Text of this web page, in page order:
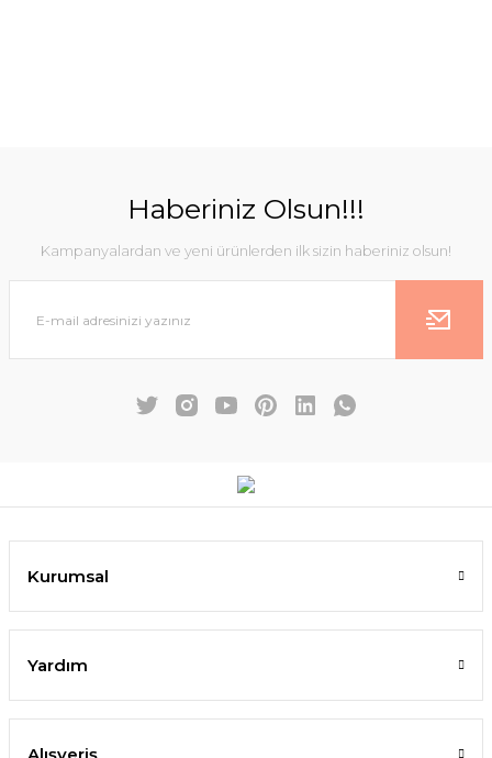
Haberiniz Olsun!!!
Kampanyalardan ve yeni ürünlerden ilk sizin haberiniz olsun!
Kurumsal
Yardım